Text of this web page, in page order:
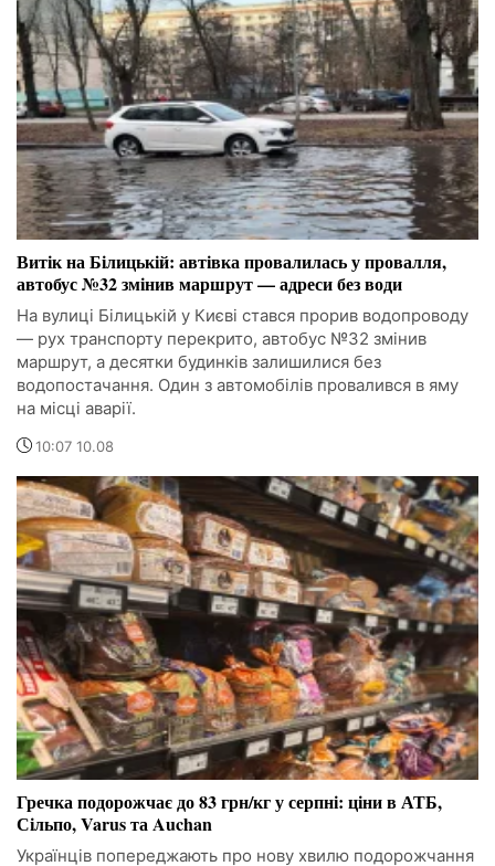
Витік на Білицькій: автівка провалилась у провалля,
автобус №32 змінив маршрут — адреси без води
На вулиці Білицькій у Києві стався прорив водопроводу
— рух транспорту перекрито, автобус №32 змінив
маршрут, а десятки будинків залишилися без
водопостачання. Один з автомобілів провалився в яму
на місці аварії.
10:07 10.08
Гречка подорожчає до 83 грн/кг у серпні: ціни в АТБ,
Сільпо, Varus та Auchan
Українців попереджають про нову хвилю подорожчання